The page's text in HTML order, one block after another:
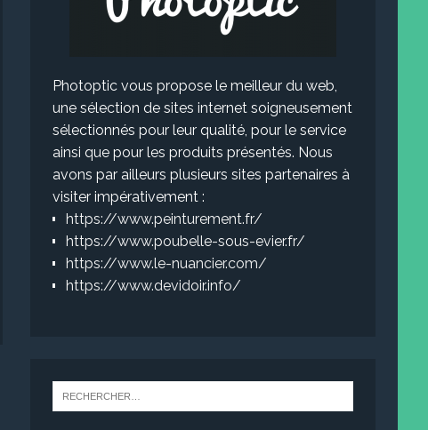
Photoptic vous propose le meilleur du web,
une sélection de sites internet soigneusement
sélectionnés pour leur qualité, pour le service
ainsi que pour les produits présentés. Nous
avons par ailleurs plusieurs sites partenaires à
visiter impérativement :
https://www.peinturement.fr/
https://www.poubelle-sous-evier.fr/
https://www.le-nuancier.com/
https://www.devidoir.info/